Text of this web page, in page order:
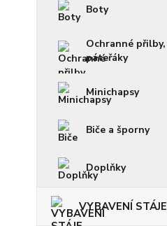
Boty
Ochranné
páteřáky
Minichapsy
Biče a šporny
Doplňky
VYBAVENÍ STÁJE